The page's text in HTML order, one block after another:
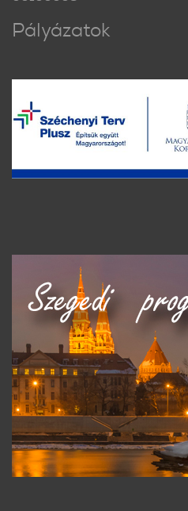
Pályázatok